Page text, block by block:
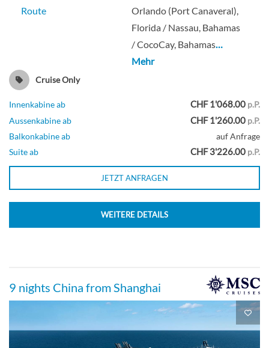
Route
Orlando (Port Canaveral),
Florida / Nassau, Bahamas
/ CocoCay, Bahamas…
Mehr
Cruise Only
Innenkabine ab CHF 1'068.00 p.P.
Aussenkabine ab
CHF 1'260.00 p.P.
Balkonkabine ab
auf Anfrage
Suite ab
CHF 3'226.00 p.P.
JETZT ANFRAGEN
WEITERE DETAILS
9 nights China from Shanghai